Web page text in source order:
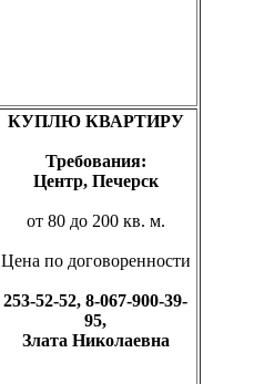
КУПЛЮ КВАРТИРУ
Требования:
Центр, Печерск
от 80 до 200 кв. м.
Цена по договоренности
253-52-52, 8-067-900-39-
95,
Злата Николаевна